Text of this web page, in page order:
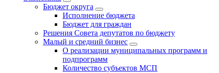
Бюджет округa
Исполнение бюджета
Бюджет для граждан
Решения Совета депутатов по бюджету
Малый и средний бизнес
О реализации муниципальных программ и
подпрограмм
Количество субъектов МСП